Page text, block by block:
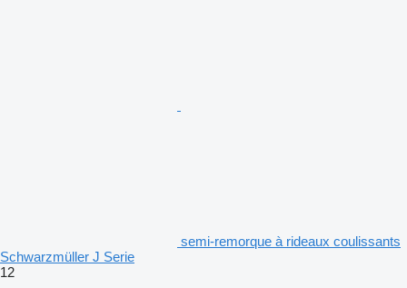
semi-remorque à rideaux coulissants
Schwarzmüller J Serie
12